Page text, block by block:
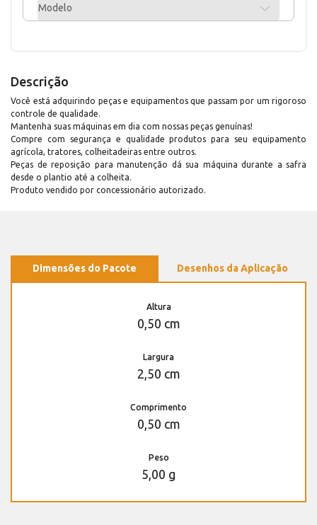
Modelo
Descrição
Você está adquirindo peças e equipamentos que passam por um rigoroso
controle de qualidade.
Mantenha suas máquinas em dia com nossas peças genuínas!
Compre com segurança e qualidade produtos para seu equipamento
agrícola, tratores, colheitadeiras entre outros.
Peças de reposição para manutenção dá sua máquina durante a safra
desde o plantio até a colheita.
Produto vendido por concessionário autorizado.
Dimensões do Pacote Desenhos da Aplicação
Altura
0,50 cm
Largura
2,50 cm
Comprimento
0,50 cm
Peso
5,00 g